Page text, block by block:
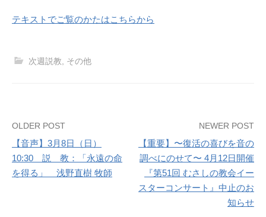
テキストでご覧のかたはこちらから
次週説教 その他
Post
navigation
OLDER POST
【音声】3月8日（日）
10:30 説 教：「永遠の命
を得る」 浅野直樹 牧師
NEWER POST
【重要】〜復活の喜びを音の
調べにのせて〜 4月12日開催
『第51回 むさしの教会イー
スターコンサート』中止のお
知らせ